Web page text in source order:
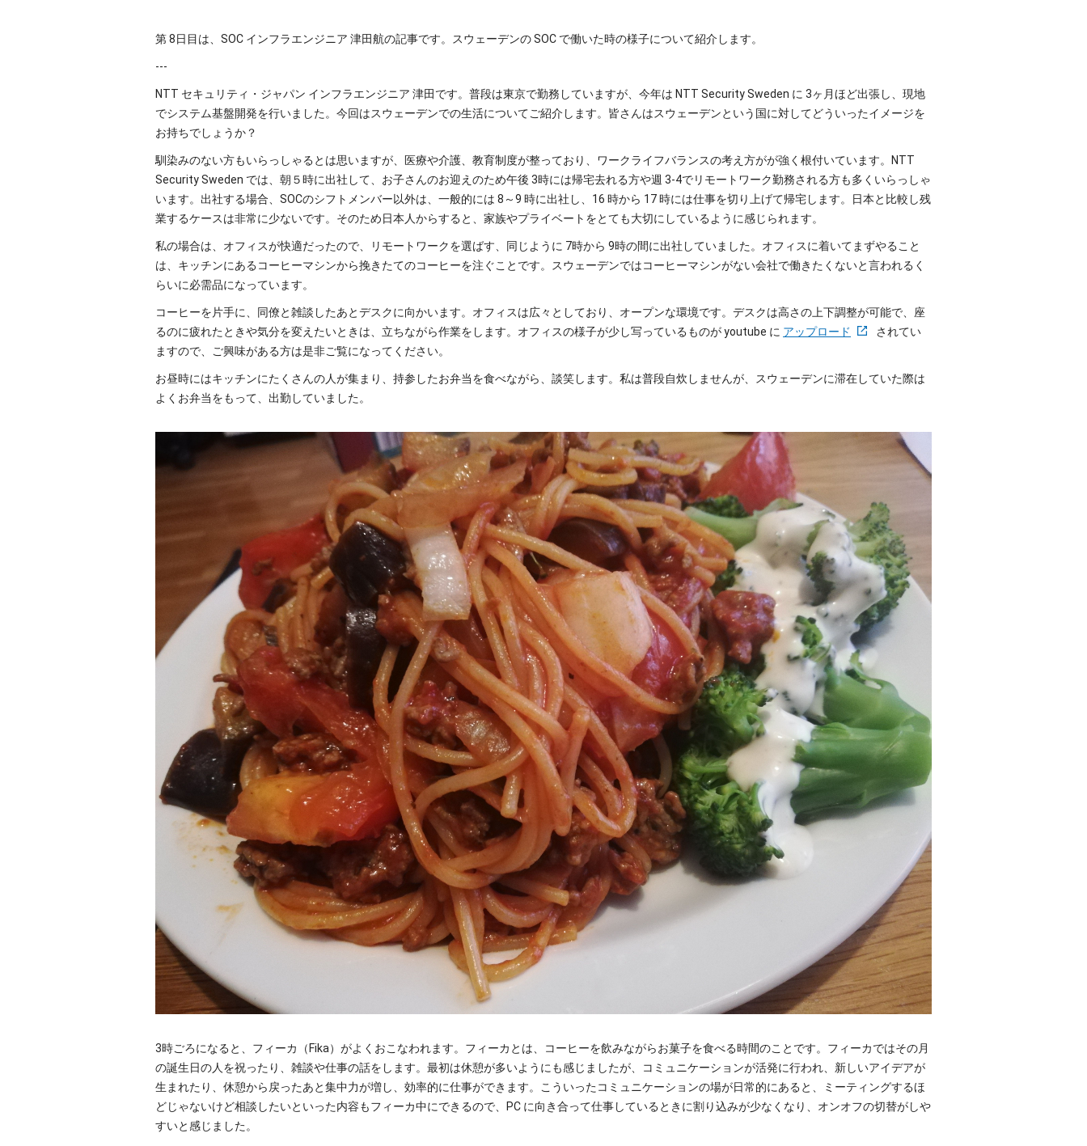
第 8日目は、SOC インフラエンジニア 津田航の記事です。スウェーデンの SOC で働いた時の様子について紹介します。
---
NTT セキュリティ・ジャパン インフラエンジニア 津田です。普段は東京で勤務していますが、今年は NTT Security Sweden に 3ヶ月ほど出張し、現地
でシステム基盤開発を行いました。今回はスウェーデンでの生活についてご紹介します。皆さんはスウェーデンという国に対してどういったイメージを
お持ちでしょうか？
馴染みのない方もいらっしゃるとは思いますが、医療や介護、教育制度が整っており、ワークライフバランスの考え方がが強く根付いています。NTT
Security Sweden では、朝５時に出社して、お子さんのお迎えのため午後 3時には帰宅去れる方や週 3-4でリモートワーク勤務される方も多くいらっしゃ
います。出社する場合、SOCのシフトメンバー以外は、一般的には 8～9 時に出社し、16 時から 17 時には仕事を切り上げて帰宅します。日本と比較し残
業するケースは非常に少ないです。そのため日本人からすると、家族やプライベートをとても大切にしているように感じられます。
私の場合は、オフィスが快適だったので、リモートワークを選ばす、同じように 7時から 9時の間に出社していました。オフィスに着いてまずやること
は、キッチンにあるコーヒーマシンから挽きたてのコーヒーを注ぐことです。スウェーデンではコーヒーマシンがない会社で働きたくないと言われるく
らいに必需品になっています。
コーヒーを片手に、同僚と雑談したあとデスクに向かいます。オフィスは広々としており、オープンな環境です。デスクは高さの上下調整が可能で、座
るのに疲れたときや気分を変えたいときは、立ちながら作業をします。オフィスの様子が少し写っているものが youtube に アップロード
されてい
ますので、ご興味がある方は是非ご覧になってください。
お昼時にはキッチンにたくさんの人が集まり、持参したお弁当を食べながら、談笑します。私は普段自炊しませんが、スウェーデンに滞在していた際は
よくお弁当をもって、出勤していました。
3時ごろになると、フィーカ（Fika）がよくおこなわれます。フィーカとは、コーヒーを飲みながらお菓子を食べる時間のことです。フィーカではその月
の誕生日の人を祝ったり、雑談や仕事の話をします。最初は休憩が多いようにも感じましたが、コミュニケーションが活発に行われ、新しいアイデアが
生まれたり、休憩から戻ったあと集中力が増し、効率的に仕事ができます。こういったコミュニケーションの場が日常的にあると、ミーティングするほ
どじゃないけど相談したいといった内容もフィーカ中にできるので、PC に向き合って仕事しているときに割り込みが少なくなり、オンオフの切替がしや
すいと感じました。